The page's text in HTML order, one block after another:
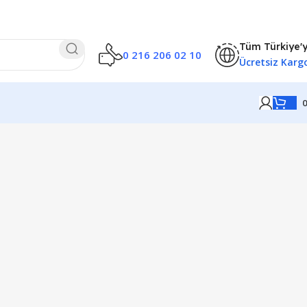
0 216 206 02 10
Tüm
Ücretsiz